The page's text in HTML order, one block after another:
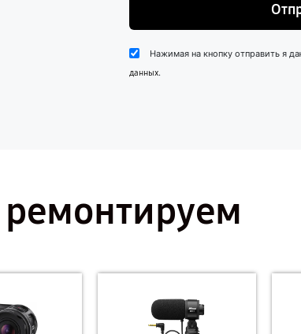
Нажимая на кнопку отправить я
данных.